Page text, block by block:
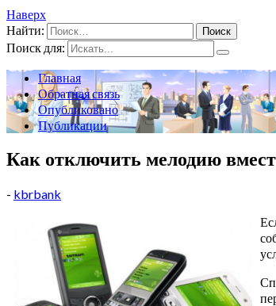
Наверх
Найти:
Поиск для:
Главная
Обратная связь
Опубликовано
Публикации
Как отключить мелодию
- kbrbank